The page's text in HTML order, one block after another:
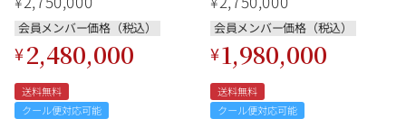
会員メンバー価格（税込）
¥2,480,000
送料無料
クール便対応可能
会員メンバー価格（税込）
¥1,980,000
送料無料
クール便対応可能